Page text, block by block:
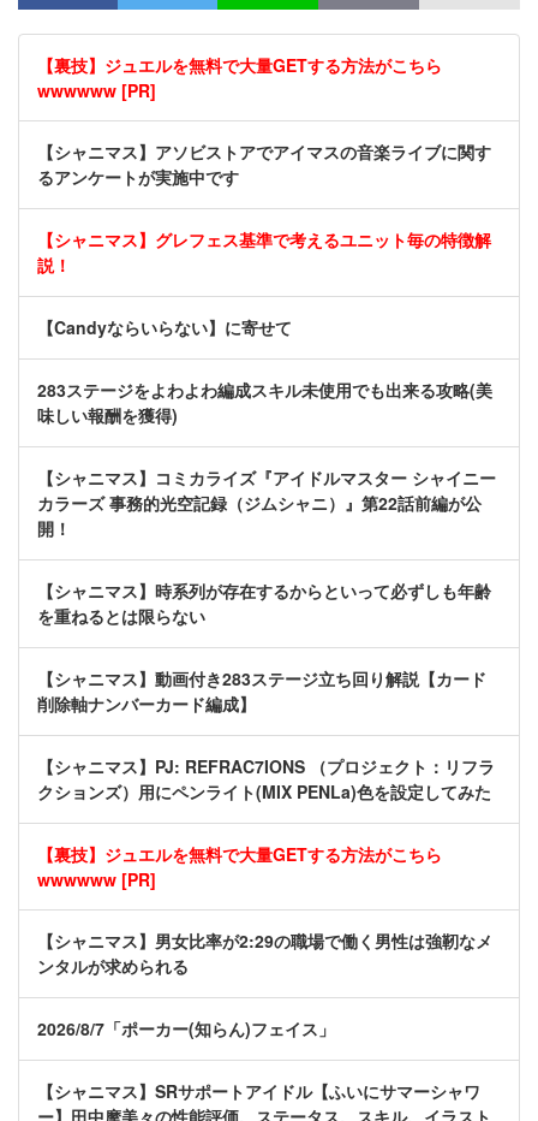
【裏技】ジュエルを無料で大量GETする方法がこちら
wwwwww [PR]
【シャニマス】アソビストアでアイマスの音楽ライブに関す
るアンケートが実施中です
【シャニマス】グレフェス基準で考えるユニット毎の特徴解
説！
【Candyならいらない】に寄せて
283ステージをよわよわ編成スキル未使用でも出来る攻略(美
味しい報酬を獲得)
【シャニマス】コミカライズ『アイドルマスター シャイニー
カラーズ 事務的光空記録（ジムシャニ）』第22話前編が公
開！
【シャニマス】時系列が存在するからといって必ずしも年齢
を重ねるとは限らない
【シャニマス】動画付き283ステージ立ち回り解説【カード
削除軸ナンバーカード編成】
【シャニマス】PJ: REFRAC7IONS （プロジェクト：リフラ
クションズ）用にペンライト(MIX PENLa)色を設定してみた
【裏技】ジュエルを無料で大量GETする方法がこちら
wwwwww [PR]
【シャニマス】男女比率が2:29の職場で働く男性は強靭なメ
ンタルが求められる
2026/8/7「ポーカー(知らん)フェイス」
【シャニマス】SRサポートアイドル【ふいにサマーシャワ